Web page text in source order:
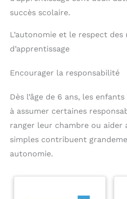
succès scolaire.
L’autonomie et le respect des
d’apprentissage
Encourager la responsabilité
Dès l’âge de 6 ans, les
à assumer certaines
ranger leur chambre ou aider
simples contribuent
autonomie.